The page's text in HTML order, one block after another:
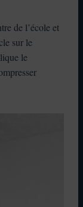
de l’école et
sur le
le